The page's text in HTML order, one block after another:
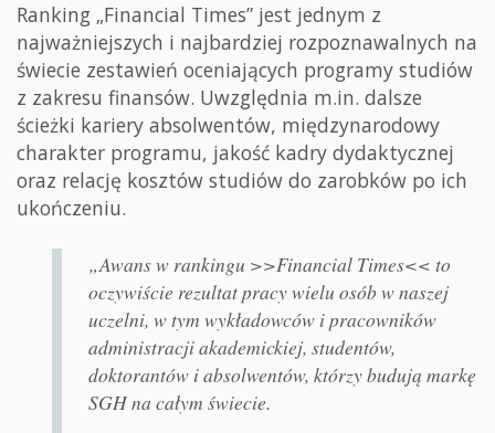
Ranking „Financial Times” jest jednym z
najważniejszych i najbardziej rozpoznawalnych na
świecie zestawień oceniających programy studiów
z zakresu finansów. Uwzględnia m.in. dalsze
ścieżki kariery absolwentów, międzynarodowy
charakter programu, jakość kadry dydaktycznej
oraz relację kosztów studiów do zarobków po ich
ukończeniu.
„Awans w rankingu >>Financial Times<< to
oczywiście rezultat pracy wielu osób w naszej
uczelni, w tym wykładowców i pracowników
administracji akademickiej, studentów,
doktorantów i absolwentów, którzy budują markę
SGH na całym świecie.